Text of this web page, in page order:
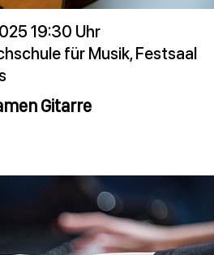
19:30 Uhr
für Musik, Festsaal
Gitarre